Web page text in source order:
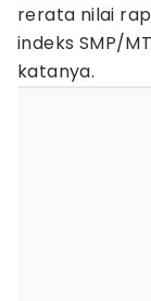
rerata nilai
indeks SMP/
katanya.